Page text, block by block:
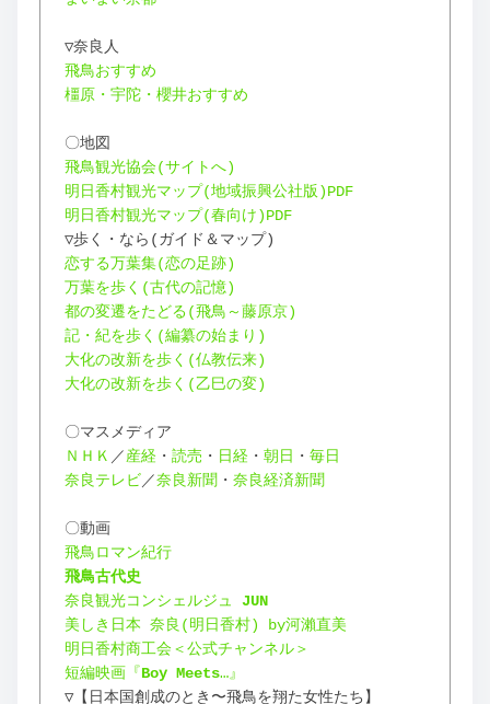
▽奈良人
飛鳥おすすめ
橿原・宇陀・櫻井おすすめ
〇地図
飛鳥観光協会(サイトへ)
明日香村観光マップ(地域振興公社版)PDF
明日香村観光マップ(春向け)PDF
▽歩く・なら(ガイド＆マップ)
恋する万葉集(恋の足跡)
万葉を歩く(古代の記憶)
都の変遷をたどる(飛鳥～藤原京)
記・紀を歩く(編纂の始まり)
大化の改新を歩く(仏教伝来)
大化の改新を歩く(乙巳の変)
〇マスメディア
ＮＨＫ ／産経 ・読売 ・ 日経 ・朝日 ・毎日
奈良テレビ／奈良新聞 ・奈良経済新聞
〇動画
飛鳥ロマン紀行
飛鳥古代史
奈良観光コンシェルジュ JUN
美しき日本 奈良(明日香村) by河瀨直美
明日香村商工会＜公式チャンネル＞
短編映画『Boy Meets…』
▽【日本国創成のとき〜飛鳥を翔た女性たち】